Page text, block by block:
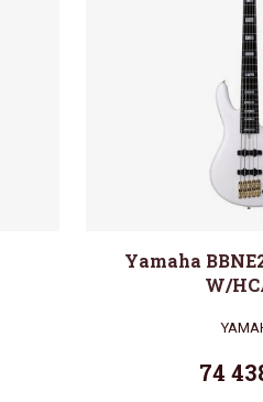
Yamaha
W/
74